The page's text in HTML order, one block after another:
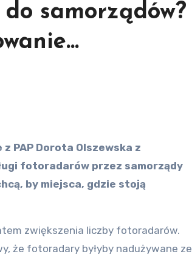
samorządów?
fotoradarów przez samorządy
by miejsca, gdzie stoją
zwiększenia liczby fotoradarów.
że fotoradary byłyby nadużywane ze